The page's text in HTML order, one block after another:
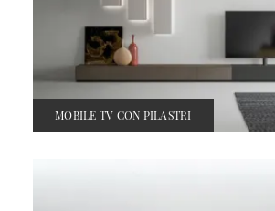
MOBILE TV CON PILASTRI